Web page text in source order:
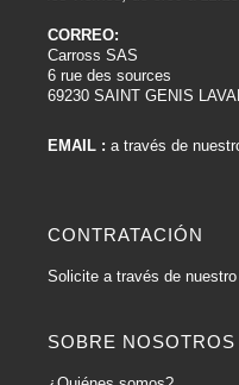
CORREO:
Carross SAS
6 rue des sources
69230 SAINT GENIS
EMAIL : a través de
CONTRATACIÓN
Solicite a través de
SOBRE NOSOTROS